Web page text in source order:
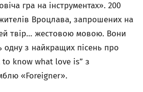
гра на інструментах». 200
Вроцлава, запрошених на
твір… жестовою мовою. Вони
одну з найкращих пісень про
to know what love is” з
«Foreigner».